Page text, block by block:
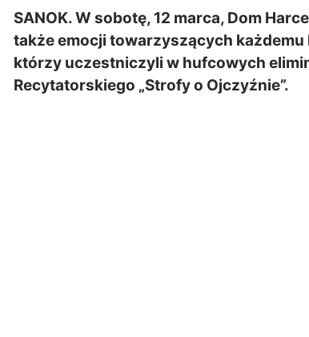
SANOK. W sobotę, 12 marca, Dom
także emocji towarzyszących
którzy uczestniczyli w hufcowych
Recytatorskiego „Strofy o Ojczyźnie”.